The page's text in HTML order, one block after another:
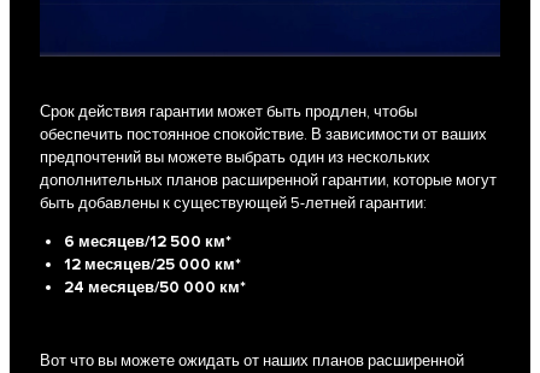
Срок действия гарантии может быть продлен, чтобы
обеспечить постоянное спокойствие. В зависимости от ваших
предпочтений вы можете выбрать один из нескольких
дополнительных планов расширенной гарантии, которые могут
быть добавлены к существующей 5-летней гарантии:
6 месяцев/12 500 км*
12 месяцев/25 000 км*
24 месяцев/50 000 км*
Вот что вы можете ожидать от наших планов расширенной